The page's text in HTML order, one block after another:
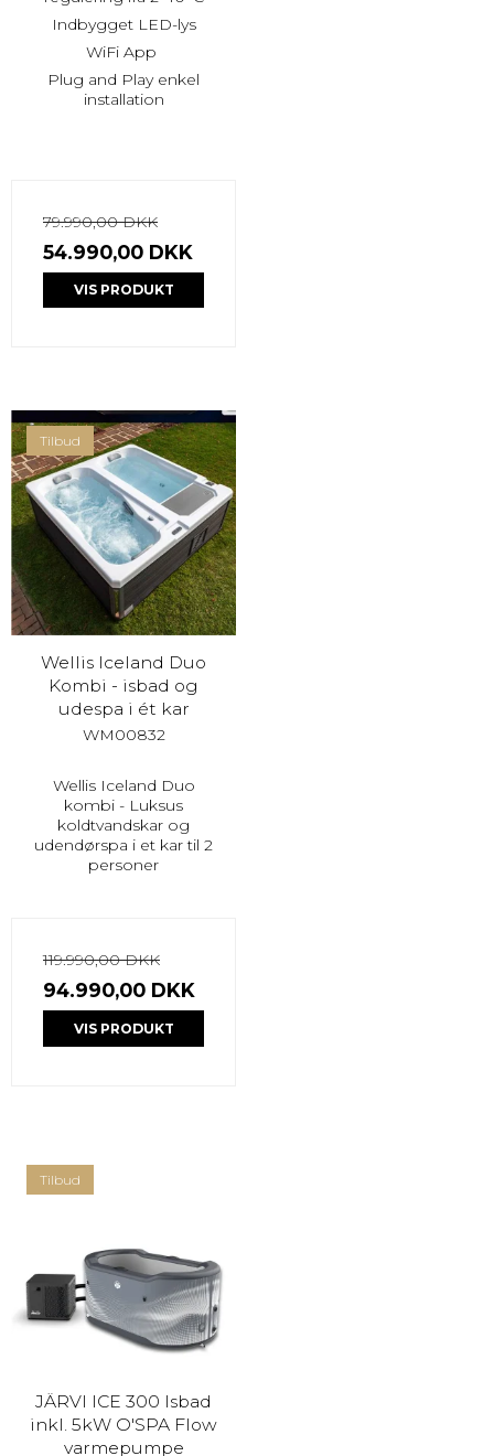
Indbygget LED-lys
WiFi App
Plug and Play enkel
installation
79.990,00 DKK
54.990,00 DKK
VIS PRODUKT
Tilbud
Wellis Iceland Duo
Kombi - isbad og
udespa i ét kar
WM00832
Wellis Iceland Duo
kombi - Luksus
koldtvandskar og
udendørspa i et kar til 2
personer
119.990,00 DKK
94.990,00 DKK
VIS PRODUKT
Tilbud
JÄRVI ICE 300 Isbad
inkl. 5kW O'SPA Flow
varmepumpe